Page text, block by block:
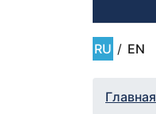
RU / EN
Главная